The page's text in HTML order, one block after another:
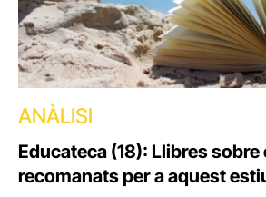
ANÀLISI
Educateca (18): Llibres
recomanats per a aquest